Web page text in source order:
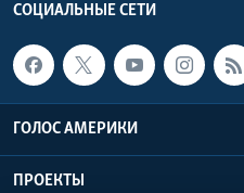
СОЦИАЛЬНЫЕ СЕТИ
ГОЛОС АМЕРИКИ
ПРОЕКТЫ